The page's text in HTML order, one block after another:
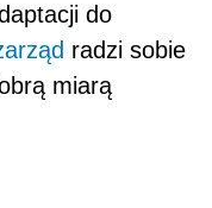
do
radzi sobie
miarą